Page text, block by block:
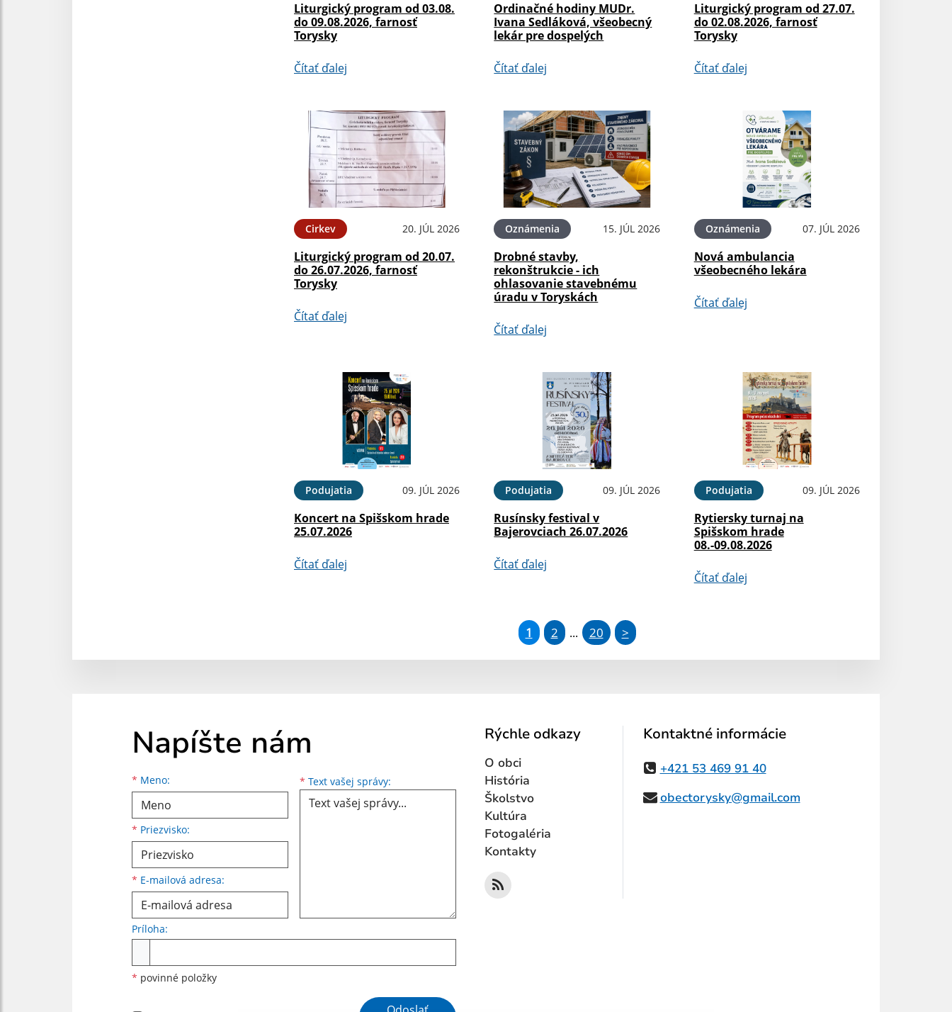
Liturgický program od 03.08.
do 09.08.2026, farnosť
Torysky
Čítať ďalej
Ordinačné hodiny MUDr.
Ivana Sedláková, všeobecný
lekár pre dospelých
Čítať ďalej
Liturgický program od 27.07.
do 02.08.2026, farnosť
Torysky
Čítať ďalej
Cirkev 20. JÚL 2026
Liturgický program od 20.07.
do 26.07.2026, farnosť
Torysky
Čítať ďalej
Oznámenia 15. JÚL 2026
Drobné stavby,
rekonštrukcie - ich
ohlasovanie stavebnému
úradu v Toryskách
Čítať ďalej
Oznámenia 07. JÚL 2026
Nová ambulancia
všeobecného lekára
Čítať ďalej
Podujatia 09. JÚL 2026
Koncert na Spišskom hrade
25.07.2026
Čítať ďalej
Podujatia 09. JÚL 2026
Rusínsky festival v
Bajerovciach 26.07.2026
Čítať ďalej
Podujatia 09. JÚL 2026
Rytiersky turnaj na
Spišskom hrade
08.-09.08.2026
Čítať ďalej
1 2 ... 20 >
Napíšte nám
* Meno:
Meno
* Priezvisko:
Priezvisko
* E-mailová adresa:
E-mailová adresa * Text vašej správy: Text vašej správy...
Príloha:
* povinné položky
Google reCaptcha Response
Rýchle odkazy
O obci
História
Školstvo
Kultúra
Fotogaléria
Kontakty
Kontaktné informácie
+421 53 469 91 40
obectorysky@gmail.com